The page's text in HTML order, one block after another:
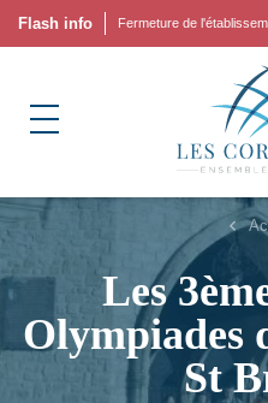
Flash info
Les
Olympiades
St